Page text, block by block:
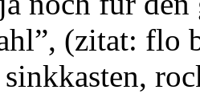
(zitat: flo
sinkkasten,